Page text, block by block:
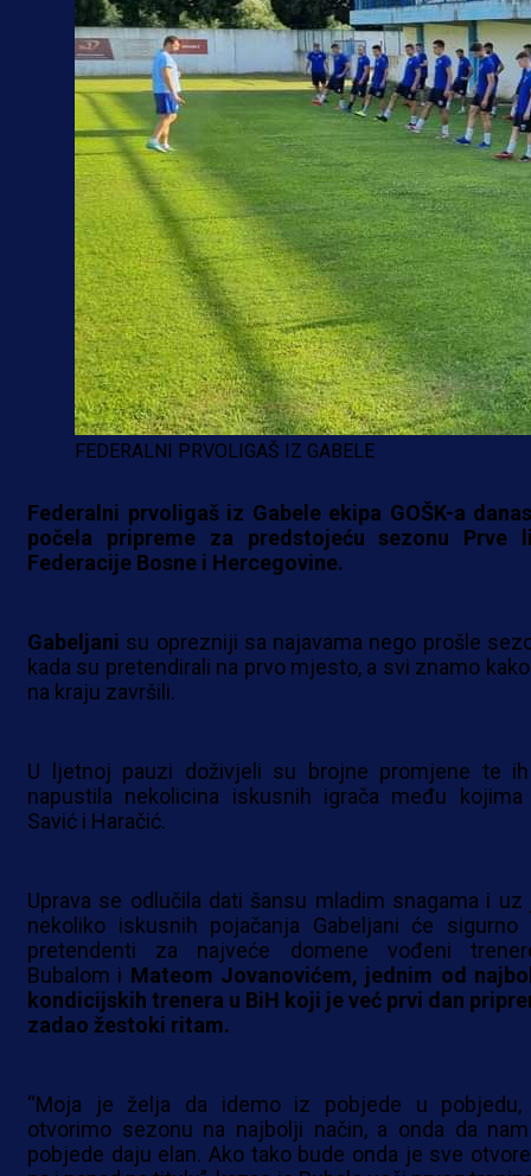
FEDERALNI PRVOLIGAŠ IZ GABELE
Federalni prvoligaš iz Gabele ekipa GOŠK-a
počela pripreme za predstojeću sezonu Prve
Federacije Bosne i Hercegovine.
Gabeljani su oprezniji sa najavama nego prošle
kada su pretendirali na prvo mjesto, a svi znamo
na kraju završili.
U ljetnoj pauzi doživjeli su brojne promjene te
napustila nekolicina iskusnih igrača među
Savić i Haračić.
Uprava se odlučila dati šansu mladim snagama i uz
nekoliko iskusnih pojačanja Gabeljani će sigurno
pretendenti za najveće domene vođeni
Bubalom i Mateom Jovanovićem, jednim od
kondicijskih trenera u BiH koji je već prvi dan
zadao žestoki ritam.
“Moja je želja da idemo iz pobjede u pobjedu,
otvorimo sezonu na najbolji način, a onda da
pobjede daju elan. Ako tako bude onda je sve